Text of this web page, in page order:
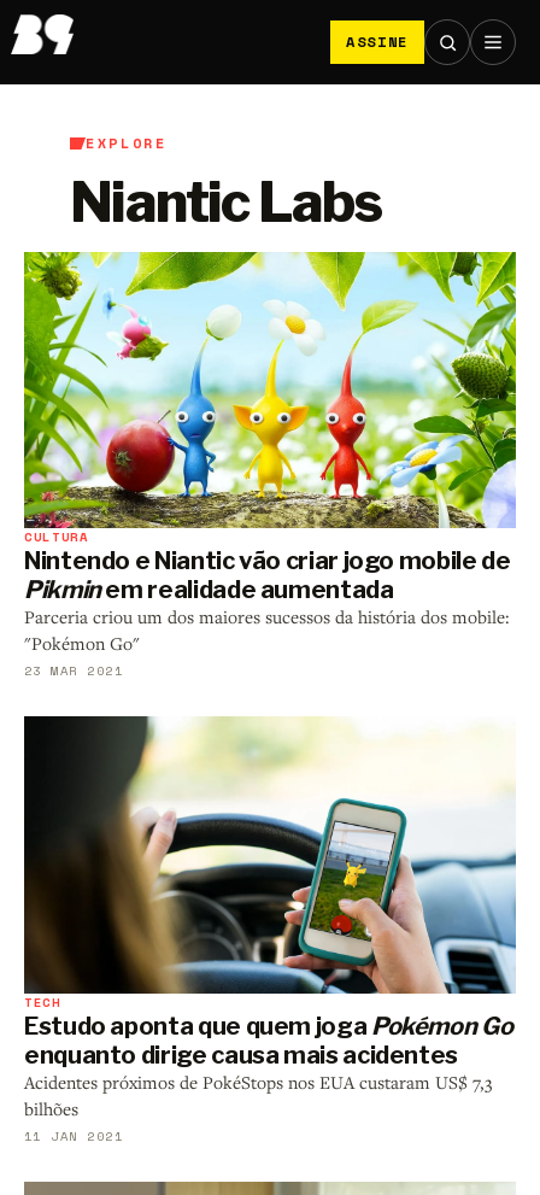
ASSINE
EXPLORE
Niantic Labs
CULTURA
Nintendo e Niantic vão criar jogo mobile de
Pikminem realidade aumentada
Parceria criou um dos maiores sucessos da história dos mobile:
"Pokémon Go"
23 MAR 2021
TECH
Estudo aponta que quem joga Pokémon Go
enquanto dirige causa mais acidentes
Acidentes próximos de PokéStops nos EUA custaram US$ 7,3
bilhões
11 JAN 2021